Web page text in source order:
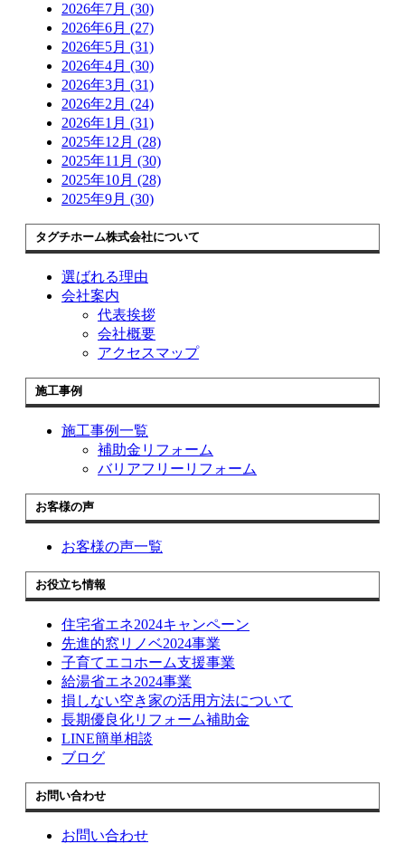
2026年7月 (30)
2026年6月 (27)
2026年5月 (31)
2026年4月 (30)
2026年3月 (31)
2026年2月 (24)
2026年1月 (31)
2025年12月 (28)
2025年11月 (30)
2025年10月 (28)
2025年9月 (30)
タグチホーム株式会社について
選ばれる理由
会社案内
代表挨拶
会社概要
アクセスマップ
施工事例
施工事例一覧
補助金リフォーム
バリアフリーリフォーム
お客様の声
お客様の声一覧
お役立ち情報
住宅省エネ2024キャンペーン
先進的窓リノベ2024事業
子育てエコホーム支援事業
給湯省エネ2024事業
損しない空き家の活用方法について
長期優良化リフォーム補助金
LINE簡単相談
ブログ
お問い合わせ
お問い合わせ